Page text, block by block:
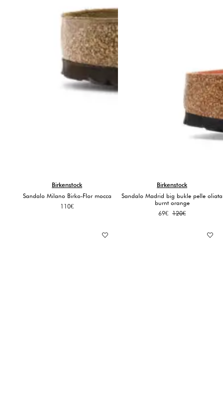
Birkenstock
Sandalo Milano Birko-Flor mocca
110€
Birkenstock
Sandalo Madrid big bukle pelle oliata
burnt orange
120€
Il
69€
Il